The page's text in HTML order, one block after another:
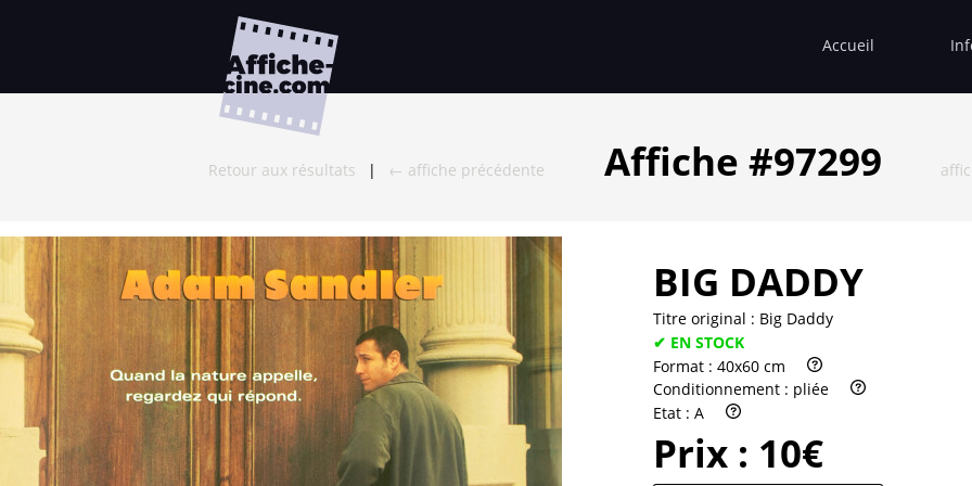
Accueil
Retour aux résultats | ← affiche précédente Affiche #97299
BIG DADDY
Titre original : Big Daddy
✔ EN STOCK
Format : 40x60 cm
Conditionnement : pliée
Etat : A
Prix : 10€